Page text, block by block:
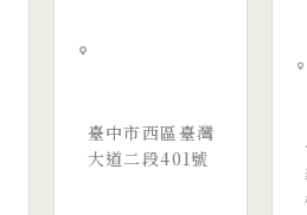
臺中市西區臺灣
大道二段401號